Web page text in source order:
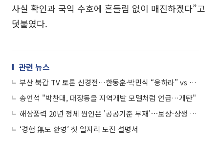
사실 확인과 국익 수호에 흔들림 없이 매진하겠다”고
덧붙였다.
관련 뉴스
부산 북갑 TV 토론 신경전…한동훈·박민식 “응하라” vs 하정우 “법정 토론만”
송언석 "박찬대, 대장동을 지역개발 모델처럼 언급…개탄"
해상풍력 20년 정체 원인은 '공공기준 부재'⋯보상-상생 분리도
‘경험 無도 환영’ 첫 일자리 도전 설명서